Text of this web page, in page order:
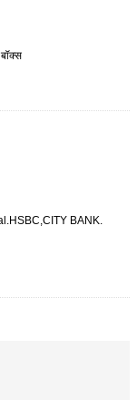
BANK.